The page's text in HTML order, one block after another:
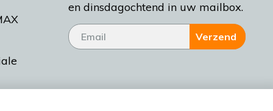
en dinsdagochtend in uw mailbox.
Verzend